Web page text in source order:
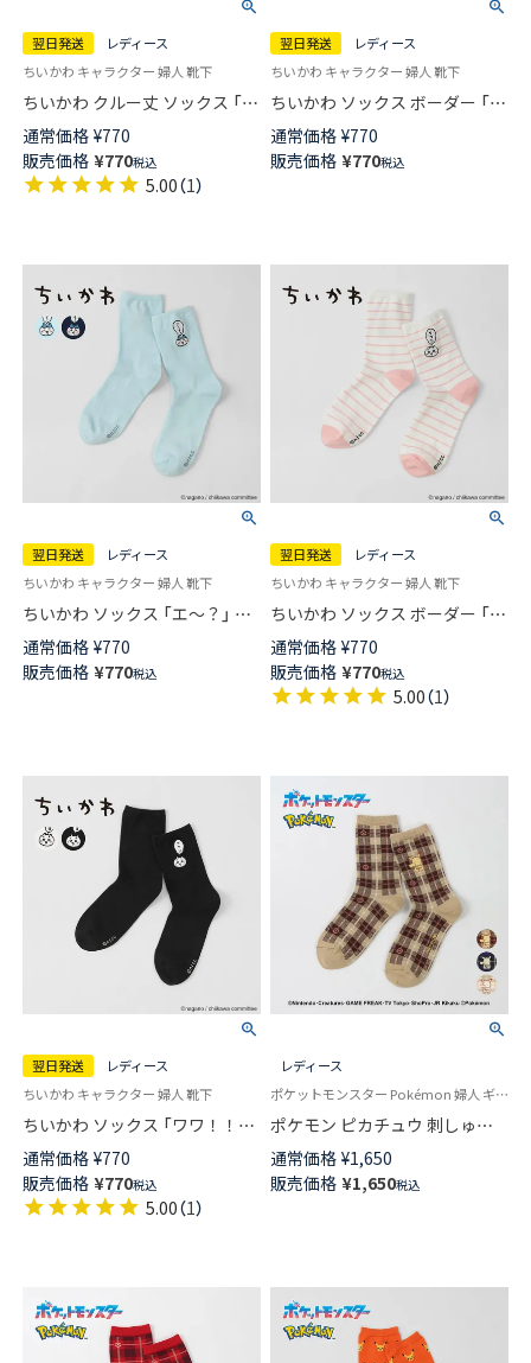
翌日発送
レディース
ちいかわ キャラクター 婦人 靴下
ちいかわ クルー丈 ソックス 「ハ
ァ～？」 ワンポイント うさぎ刺
繍 レディース 【365日最短翌日
発送】 03197025
通常価格 ¥770
販売価格 ¥770税込
5.00（1）
翌日発送
レディース
ちいかわ キャラクター 婦人 靴下
ちいかわ ソックス ボーダー 「エ
～？」 ワンポイント ハチワレ刺
繍 クルー丈 レディース 【365日
最短翌日発送】 03197024
通常価格 ¥770
販売価格 ¥770税込
翌日発送
レディース
ちいかわ キャラクター 婦人 靴下
ちいかわ ソックス 「エ～？」 ワ
ンポイント ハチワレ刺繍 クル
ー丈 レディース 【365日最短翌
日発送】 03197023
通常価格 ¥770
販売価格 ¥770税込
翌日発送
レディース
ちいかわ キャラクター 婦人 靴下
ちいかわ ソックス ボーダー 「ワ
ワ！！」 ワンポイントちいかわ
刺繍 クルー丈 レディース 【365
日最短翌日発送】 03197022
通常価格 ¥770
販売価格 ¥770税込
5.00（1）
翌日発送
レディース
ちいかわ キャラクター 婦人 靴下
ちいかわ ソックス 「ワワ！！」
ワンポイント刺繍 クルー丈 レ
ディース 【365日最短翌日発送】
03197021
通常価格 ¥770
販売価格 ¥770税込
5.00（1）
レディース
ポケットモンスター Pokémon 婦人 ギフト プレゼント 無料ラッピング
ポケモン ピカチュウ 刺しゅう
Plaid2 クルー丈 カジュアル ソ
ックス レディース 日本製
03307011
通常価格 ¥1,650
販売価格 ¥1,650税込